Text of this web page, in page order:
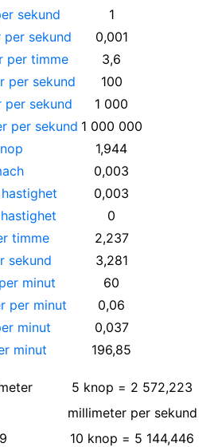
sekund
1
sekund
0,001
per timme
3,6
per sekund
100
per sekund
1 000
per sekund 1 000 000
1,944
0,003
0,003
0
timme
2,237
sekund
3,281
minut
60
per minut
0,06
minut
0,037
minut
196,85
5 knop = 2 572,223
millimeter per sekund
10 knop = 5 144,446